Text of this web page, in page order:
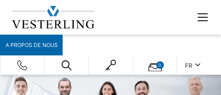
A PROPOS DE NOUS
0 FR